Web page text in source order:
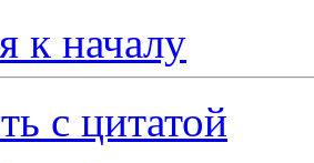
к началу
с цитатой